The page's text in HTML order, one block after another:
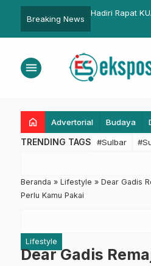
Breaking News
Keluarga Miskin
Majene
Hadiri Rapat
Program
menu
home Advertorial Budaya
TRENDING TAGS #Sulbar
Beranda » Lifestyle » Dear Gadis
Perlu Kamu Pakai
Lifestyle
Dear Gadis